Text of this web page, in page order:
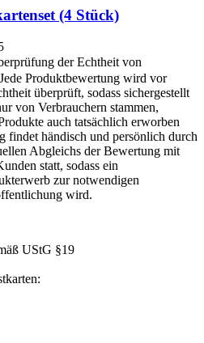
(4 Stück)
der Echtheit von
Jede Produktbewertung wird vor
überprüft, sodass sichergestellt
von Verbrauchern stammen,
auch tatsächlich erworben
findet händisch und persönlich durch
Abgleichs der Bewertung mit
statt, sodass ein
zur notwendigen
wird.
UStG §19